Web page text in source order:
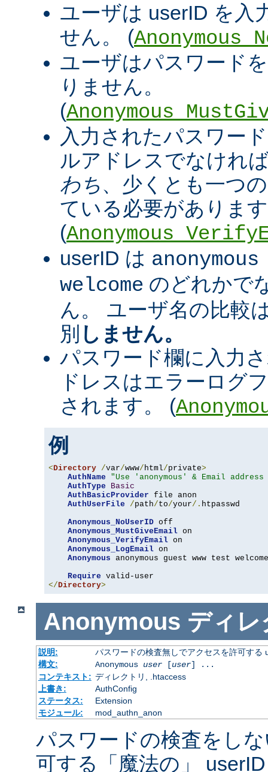
ユーザは userID を入
せん。 (
ユーザはパスワード
りません。
(
入力されたパスワー
ルアドレスでなけれ
わち、少くとも一つ
ている必要がありま
(
userID は
welcome のどれかで
ん。 ユーザ名の比較
別 しません。
パスワード欄に入力
ドレスはエラーログ
されます。 (
例
<Directory /var/www/ html/private>
AuthName
"Use 'anonymous' & Email
AuthType
Basic
AuthBasicProvider file anon
AuthUserFile
/path/to/your/. htpasswd
Anonymous_NoUserID off
Anonymous_MustGiveEmail on
Anonymous_VerifyEmail on
Anonymous_LogEmail on
Anonymous anonymous guest www test welcome
Require
</Directory>
Anonymous ディレ
説明:
パスワードの検査無しでアクセスを許可する
構文:
Anonymous user[user] ...
コンテキスト: ディレクトリ, .htaccess
上書き:
AuthConfig
ステータス:
Extension
モジュール:
mod_authn_anon
パスワードの検査をし
可する「魔法の」